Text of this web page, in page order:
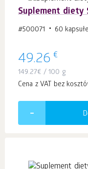
Suplement diety
#500071 60
49.26 €
149.27€ / 100 g
Cena z VAT bez